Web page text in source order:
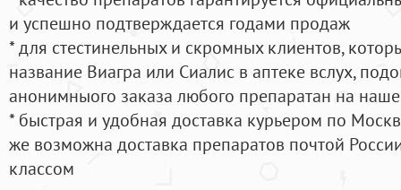
и успешно подтверждается годами продаж
* для стестинельных и скромных клиентов,
название Виагра или Сиалис в аптеке вслух,
анонимныого заказа любого препаратан на
* быстрая и удобная доставка курьером по
же возможна доставка препаратов почтой
классом